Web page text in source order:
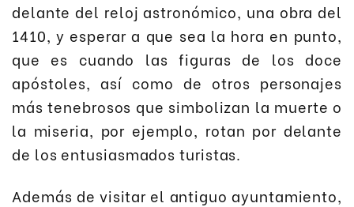
delante del reloj astronómico, una obra del
1410, y esperar a que sea la hora en punto,
que es cuando las figuras de los doce
apóstoles, así como de otros personajes
más tenebrosos que simbolizan la muerte o
la miseria, por ejemplo, rotan por delante
de los entusiasmados turistas.
Además de visitar el antiguo ayuntamiento,